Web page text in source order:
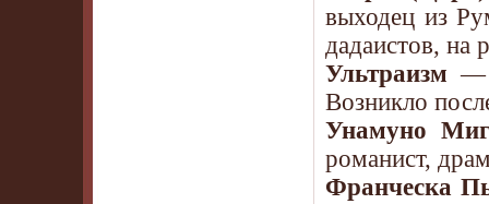
выходец из
дадаистов, на
Ультраизм —
Возникло
Унамуно
романист,
Франческа